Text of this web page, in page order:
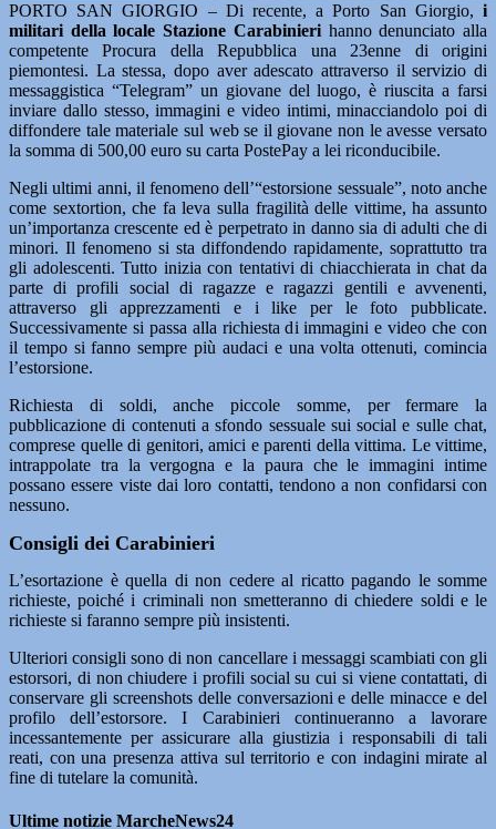
PORTO SAN GIORGIO – Di recente, a Porto San Giorgio, i
militari della locale Stazione Carabinierihanno denunciato alla
competente Procura della Repubblica una 23enne di origini
piemontesi. La stessa, dopo aver adescato attraverso il servizio di
messaggistica “Telegram” un giovane del luogo, è riuscita a farsi
inviare dallo stesso, immagini e video intimi, minacciandolo poi di
diffondere tale materiale sul web se il giovane non le avesse versato
la somma di 500,00 euro su carta PostePay a lei riconducibile.
Negli ultimi anni, il fenomeno dell’“estorsione sessuale”, noto anche
come sextortion, che fa leva sulla fragilità delle vittime, ha assunto
un’importanza crescente ed è perpetrato in danno sia di adulti che di
minori. Il fenomeno si sta diffondendo rapidamente, soprattutto tra
gli adolescenti. Tutto inizia con tentativi di chiacchierata in chat da
parte di profili social di ragazze e ragazzi gentili e avvenenti,
attraverso gli apprezzamenti e i like per le foto pubblicate.
Successivamente si passa alla richiesta di immagini e video che con
il tempo si fanno sempre più audaci e una volta ottenuti, comincia
l’estorsione.
Richiesta di soldi, anche piccole somme, per fermare la
pubblicazione di contenuti a sfondo sessuale sui social e sulle chat,
comprese quelle di genitori, amici e parenti della vittima. Le vittime,
intrappolate tra la vergogna e la paura che le immagini intime
possano essere viste dai loro contatti, tendono a non confidarsi con
nessuno.
Consigli dei Carabinieri
L’esortazione è quella di non cedere al ricatto pagando le somme
richieste, poiché i criminali non smetteranno di chiedere soldi e le
richieste si faranno sempre più insistenti.
Ulteriori consigli sono di non cancellare i messaggi scambiati con gli
estorsori, di non chiudere i profili social su cui si viene contattati, di
conservare gli screenshots delle conversazioni e delle minacce e del
profilo dell’estorsore. I Carabinieri continueranno a lavorare
incessantemente per assicurare alla giustizia i responsabili di tali
reati, con una presenza attiva sul territorio e con indagini mirate al
fine di tutelare la comunità.
Ultime notizie MarcheNews24